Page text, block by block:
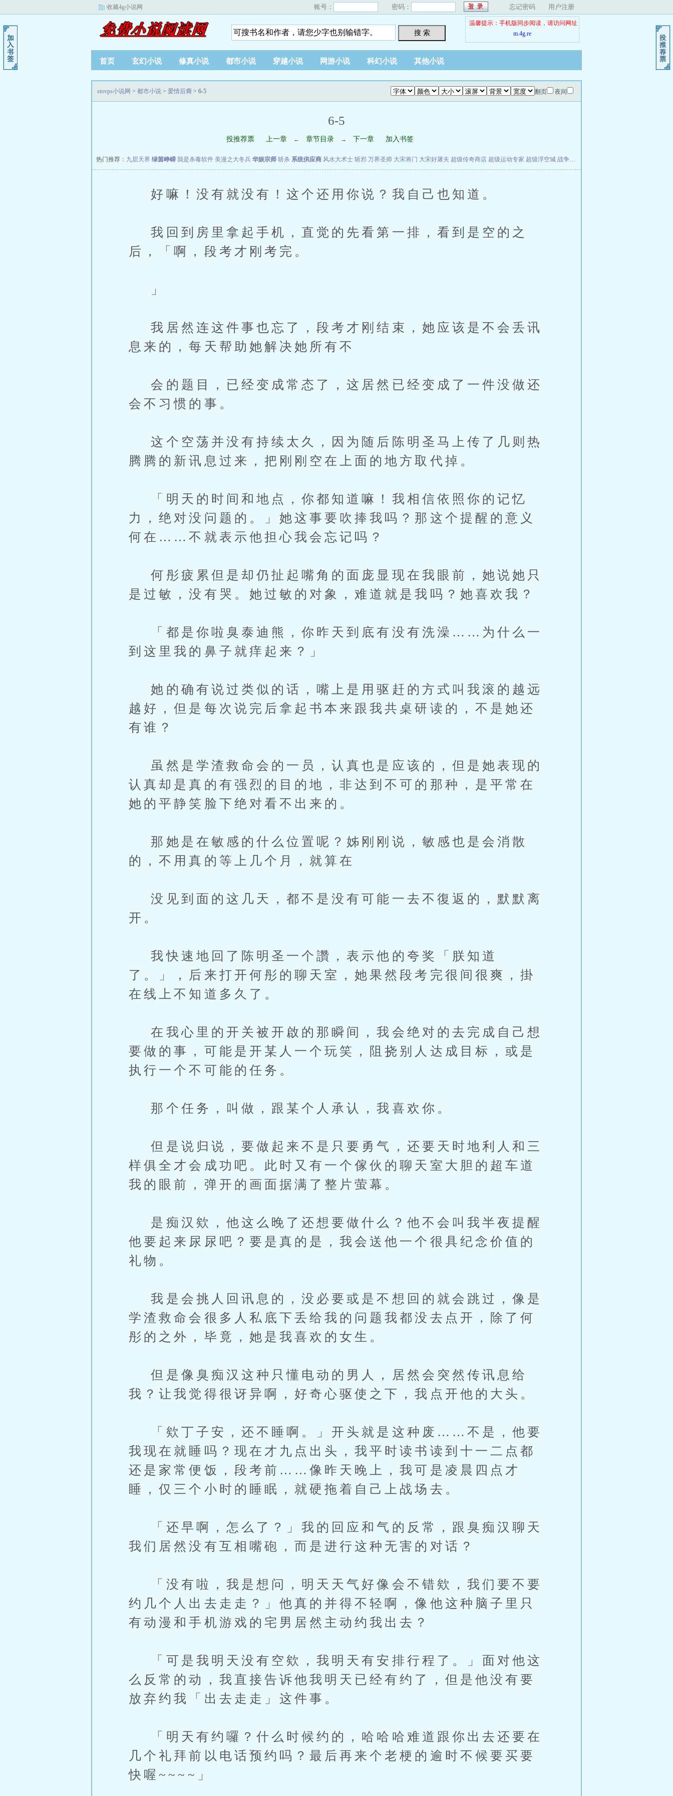
收藏4g小说网 账号： 密码： 忘记密码 用户注册
搜 索
温馨提示：手机版同步阅读，请访问网址
m.4g.re
首页 玄幻小说 修真小说 都市小说 穿越小说 网游小说 科幻小说 其他小说
翻页 夜间
stovps小说网 > 都市小说 > 爱情后裔 > 6-5
6-5
投推荐票 上一章 ← 章节目录 → 下一章 加入书签
热门推荐： 九层天界 绿茵峥嵘 我是杀毒软件 美漫之大冬兵 华娱宗师 斩杀 系统供应商 风水大术士 斩邪 万界圣师 大宋将门 大宋好屠夫 超级传奇商店 超级运动专家 超级浮空城 战争天堂
好嘛！没有就没有！这个还用你说？我自己也知道。
我回到房里拿起手机，直觉的先看第一排，看到是空的之
后，「啊，段考才刚考完。
」
我居然连这件事也忘了，段考才刚结束，她应该是不会丢讯
息来的，每天帮助她解决她所有不
会的题目，已经变成常态了，这居然已经变成了一件没做还
会不习惯的事。
这个空荡并没有持续太久，因为随后陈明圣马上传了几则热
腾腾的新讯息过来，把刚刚空在上面的地方取代掉。
「明天的时间和地点，你都知道嘛！我相信依照你的记忆
力，绝对没问题的。」她这事要吹捧我吗？那这个提醒的意义
何在……不就表示他担心我会忘记吗？
何彤疲累但是却仍扯起嘴角的面庞显现在我眼前，她说她只
是过敏，没有哭。她过敏的对象，难道就是我吗？她喜欢我？
「都是你啦臭泰迪熊，你昨天到底有没有洗澡……为什么一
到这里我的鼻子就痒起来？」
她的确有说过类似的话，嘴上是用驱赶的方式叫我滚的越远
越好，但是每次说完后拿起书本来跟我共桌研读的，不是她还
有谁？
虽然是学渣救命会的一员，认真也是应该的，但是她表现的
认真却是真的有强烈的目的地，非达到不可的那种，是平常在
她的平静笑脸下绝对看不出来的。
那她是在敏感的什么位置呢？姊刚刚说，敏感也是会消散
的，不用真的等上几个月，就算在
没见到面的这几天，都不是没有可能一去不復返的，默默离
开。
我快速地回了陈明圣一个讚，表示他的夸奖「朕知道
了。」，后来打开何彤的聊天室，她果然段考完很间很爽，掛
在线上不知道多久了。
在我心里的开关被开啟的那瞬间，我会绝对的去完成自己想
要做的事，可能是开某人一个玩笑，阻挠别人达成目标，或是
执行一个不可能的任务。
那个任务，叫做，跟某个人承认，我喜欢你。
但是说归说，要做起来不是只要勇气，还要天时地利人和三
样俱全才会成功吧。此时又有一个傢伙的聊天室大胆的超车道
我的眼前，弹开的画面据满了整片萤幕。
是痴汉欸，他这么晚了还想要做什么？他不会叫我半夜提醒
他要起来尿尿吧？要是真的是，我会送他一个很具纪念价值的
礼物。
我是会挑人回讯息的，没必要或是不想回的就会跳过，像是
学渣救命会很多人私底下丢给我的问题我都没去点开，除了何
彤的之外，毕竟，她是我喜欢的女生。
但是像臭痴汉这种只懂电动的男人，居然会突然传讯息给
我？让我觉得很讶异啊，好奇心驱使之下，我点开他的大头。
「欸丁子安，还不睡啊。」开头就是这种废……不是，他要
我现在就睡吗？现在才九点出头，我平时读书读到十一二点都
还是家常便饭，段考前……像昨天晚上，我可是凌晨四点才
睡，仅三个小时的睡眠，就硬拖着自己上战场去。
「还早啊，怎么了？」我的回应和气的反常，跟臭痴汉聊天
我们居然没有互相嘴砲，而是进行这种无害的对话？
「没有啦，我是想问，明天天气好像会不错欸，我们要不要
约几个人出去走走？」他真的并得不轻啊，像他这种脑子里只
有动漫和手机游戏的宅男居然主动约我出去？
「可是我明天没有空欸，我明天有安排行程了。」面对他这
么反常的动，我直接告诉他我明天已经有约了，但是他没有要
放弃约我「出去走走」这件事。
「明天有约囉？什么时候约的，哈哈哈难道跟你出去还要在
几个礼拜前以电话预约吗？最后再来个老梗的逾时不候要买要
快喔~~~~」